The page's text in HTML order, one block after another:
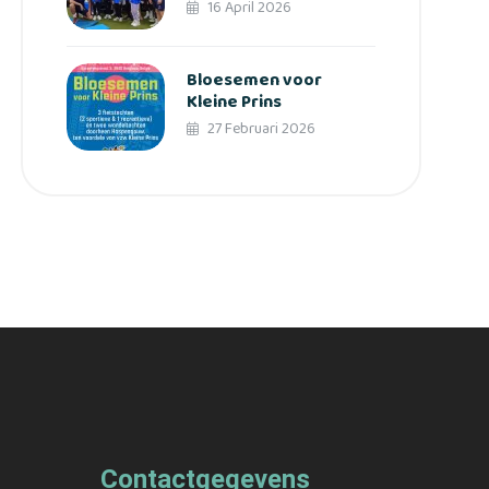
16 April 2026
Bloesemen voor
Kleine Prins
27 Februari 2026
Contactgegevens